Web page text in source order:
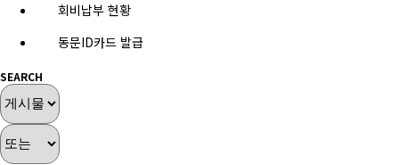
회비납부 현황
동문ID카드 발급
SEARCH